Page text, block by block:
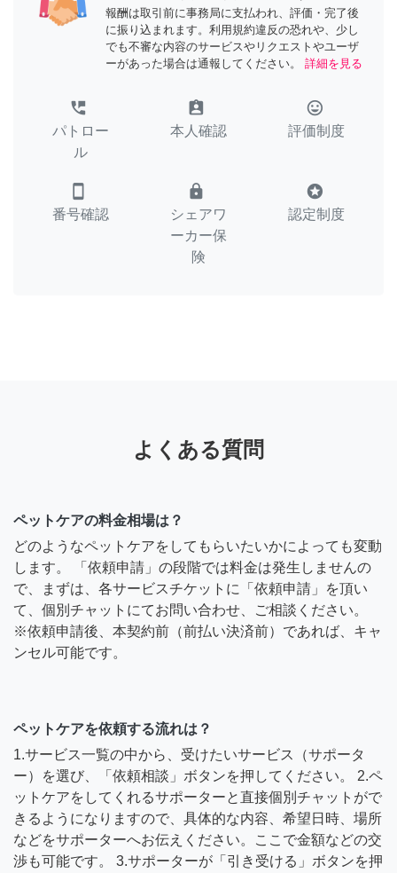
報酬は取引前に事務局に支払われ、評価・完了後
に振り込まれます。利用規約違反の恐れや、少し
でも不審な内容のサービスやリクエストやユーザ
ーがあった場合は通報してください。
詳細を見る
perm_phone_msg
パトロー
ル
assignment_ind
本人確認
tag_faces
評価制度
smartphone
番号確認
lock
シェアワ
ーカー保
険
stars
認定制度
よくある質問
ペットケアの料金相場は？
どのようなペットケアをしてもらいたいかによっても変動
します。 「依頼申請」の段階では料金は発生しませんの
で、まずは、各サービスチケットに「依頼申請」を頂い
て、個別チャットにてお問い合わせ、ご相談ください。
※依頼申請後、本契約前（前払い決済前）であれば、キャ
ンセル可能です。
ペットケアを依頼する流れは？
1.サービス一覧の中から、受けたいサービス（サポータ
ー）を選び、「依頼相談」ボタンを押してください。 2.ペ
ットケアをしてくれるサポーターと直接個別チャットがで
きるようになりますので、具体的な内容、希望日時、場所
などをサポーターへお伝えください。ここで金額などの交
渉も可能です。 3.サポーターが「引き受ける」ボタンを押